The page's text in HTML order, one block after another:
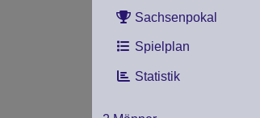
Sachsenpokal
Spielplan
Statistik